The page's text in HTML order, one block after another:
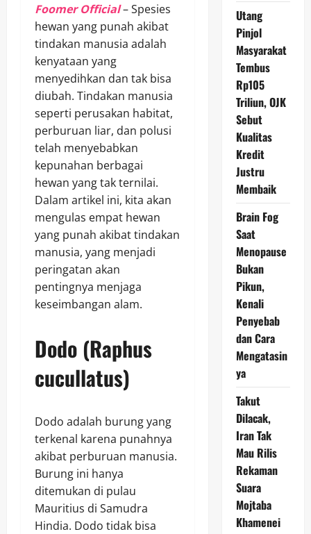
Foomer Official– Spesies
hewan yang punah akibat
tindakan manusia adalah
kenyataan yang
menyedihkan dan tak bisa
diubah. Tindakan manusia
seperti perusakan habitat,
perburuan liar, dan polusi
telah menyebabkan
kepunahan berbagai
hewan yang tak ternilai.
Dalam artikel ini, kita akan
mengulas empat hewan
yang punah akibat tindakan
manusia, yang menjadi
peringatan akan
pentingnya menjaga
keseimbangan alam.
Dodo (Raphus
cucullatus)
Dodo adalah burung yang
terkenal karena punahnya
akibat perburuan manusia.
Burung ini hanya
ditemukan di pulau
Mauritius di Samudra
Hindia. Dodo tidak bisa
Utang
Pinjol
Masyarakat
Tembus
Rp105
Triliun, OJK
Sebut
Kualitas
Kredit
Justru
Membaik
Brain Fog
Saat
Menopause
Bukan
Pikun,
Kenali
Penyebab
dan Cara
Mengatasin
ya
Takut
Dilacak,
Iran Tak
Mau Rilis
Rekaman
Suara
Mojtaba
Khamenei